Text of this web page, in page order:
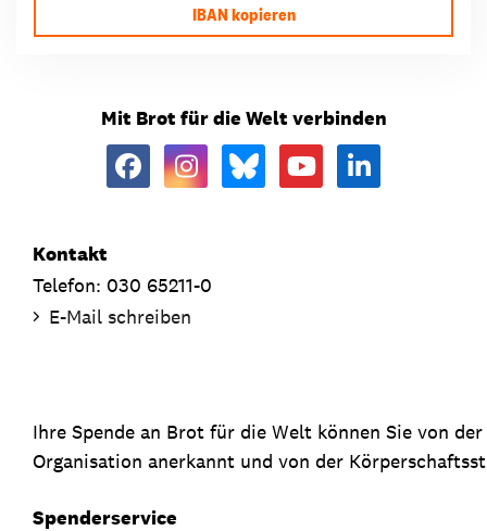
IBAN kopieren
Mit Brot für die Welt verbinden
Kontakt
Telefon: 030 65211-0
E-Mail schreiben
Ihre Spende an Brot für die Welt können Sie von
Organisation anerkannt und von der
Spenderservice